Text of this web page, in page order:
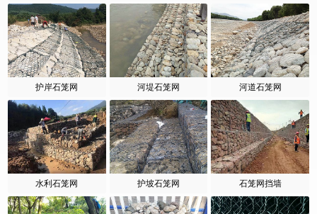
护岸石笼网 河堤石笼网 河道石笼网
水利石笼网 护坡石笼网 石笼网挡墙